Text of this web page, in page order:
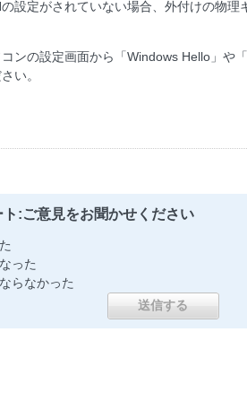
設定がされていない場合、外付けの物理
ンの設定画面から「Windows Hello」や
い。
ト:ご意見をお聞かせください
った
らなかった